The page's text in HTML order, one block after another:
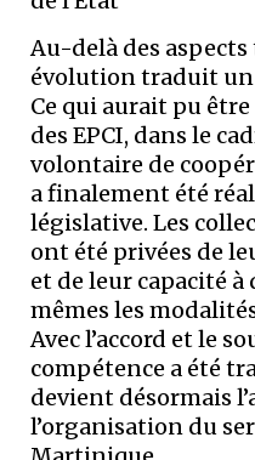
Au-delà des
évolution traduit
Ce qui aurait pu
des EPCI, dans le
volontaire de
a finalement été
législative. Les
ont été privées de
et de leur capacité
mêmes les
Avec l’accord et le
compétence a été
devient désormais
l’organisation du